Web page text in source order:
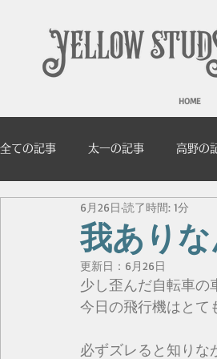
HOME
全ての記事 太一の記事 高野の
我あり
6月26日 読了時間: 1分
更新日： 6月26日
少し歪んだ自転車の
今日の飛行機はとて
必ずズレると知りな